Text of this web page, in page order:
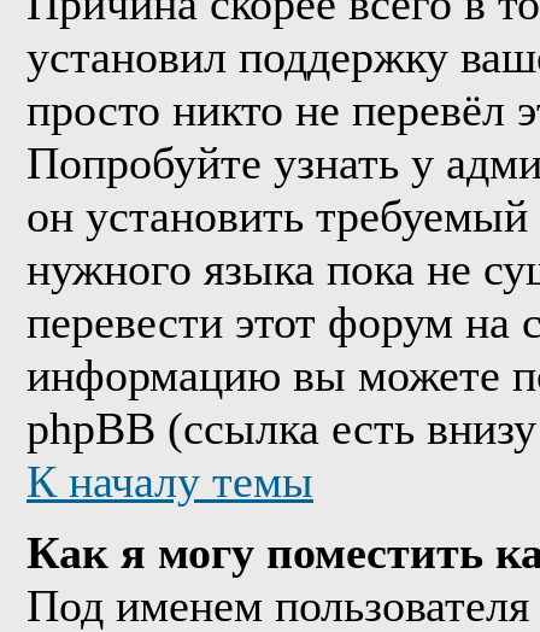
установил поддержку
просто никто не перевёл
Попробуйте узнать у
он установить
нужного языка пока не
перевести этот форум
информацию вы можете
phpBB (ссылка есть
К началу темы
Как я могу поместить
Под именем